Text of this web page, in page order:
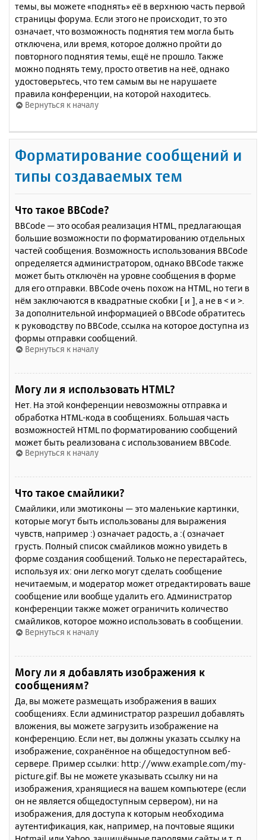
темы, вы можете «поднять» её в верхнюю часть первой
страницы форума. Если этого не происходит, то это
означает, что возможность поднятия тем могла быть
отключена, или время, которое должно пройти до
повторного поднятия темы, ещё не прошло. Также
можно поднять тему, просто ответив на неё, однако
удостоверьтесь, что тем самым вы не нарушаете
правила конференции, на которой находитесь.
Вернуться к началу
Форматирование сообщений и
типы создаваемых тем
Что такое BBCode?
BBCode — это особая реализация HTML, предлагающая
большие возможности по форматированию отдельных
частей сообщения. Возможность использования BBCode
определяется администратором, однако BBCode также
может быть отключён на уровне сообщения в форме
для его отправки. BBCode очень похож на HTML, но теги в
нём заключаются в квадратные скобки [ и ], а не в < и >.
За дополнительной информацией о BBCode обратитесь
к руководству по BBCode, ссылка на которое доступна из
формы отправки сообщений.
Вернуться к началу
Могу ли я использовать HTML?
Нет. На этой конференции невозможны отправка и
обработка HTML-кода в сообщениях. Большая часть
возможностей HTML по форматированию сообщений
может быть реализована с использованием BBCode.
Вернуться к началу
Что такое смайлики?
Смайлики, или эмотиконы — это маленькие картинки,
которые могут быть использованы для выражения
чувств, например :) означает радость, а :( означает
грусть. Полный список смайликов можно увидеть в
форме создания сообщений. Только не перестарайтесь,
используя их: они легко могут сделать сообщение
нечитаемым, и модератор может отредактировать ваше
сообщение или вообще удалить его. Администратор
конференции также может ограничить количество
смайликов, которое можно использовать в сообщении.
Вернуться к началу
Могу ли я добавлять изображения к
сообщениям?
Да, вы можете размещать изображения в ваших
сообщениях. Если администратор разрешил добавлять
вложения, вы можете загрузить изображение на
конференцию. Если нет, вы должны указать ссылку на
изображение, сохранённое на общедоступном веб-
сервере. Пример ссылки: http://www.example.com/my-
picture.gif. Вы не можете указывать ссылку ни на
изображения, хранящиеся на вашем компьютере (если
он не является общедоступным сервером), ни на
изображения, для доступа к которым необходима
аутентификация, как, например, на почтовые ящики